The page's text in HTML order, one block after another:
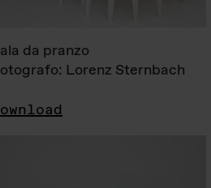
da pranzo
Lorenz Sternbach